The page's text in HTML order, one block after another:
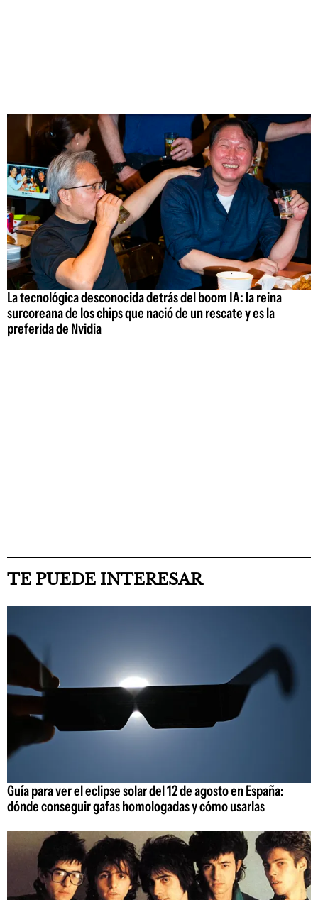
La tecnológica desconocida detrás del boom IA: la reina
surcoreana de los chips que nació de un rescate y es la
preferida de Nvidia
TE PUEDE INTERESAR
Guía para ver el eclipse solar del 12 de agosto en España:
dónde conseguir gafas homologadas y cómo usarlas